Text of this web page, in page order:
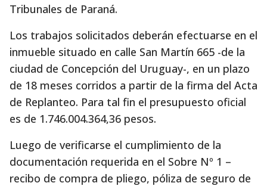
Tribunales de Paraná.
Los trabajos solicitados deberán efectuarse en el
inmueble situado en calle San Martín 665 -de la
ciudad de Concepción del Uruguay-, en un plazo
de 18 meses corridos a partir de la firma del Acta
de Replanteo. Para tal fin el presupuesto oficial
es de 1.746.004.364,36 pesos.
Luego de verificarse el cumplimiento de la
documentación requerida en el Sobre Nº 1 –
recibo de compra de pliego, póliza de seguro de